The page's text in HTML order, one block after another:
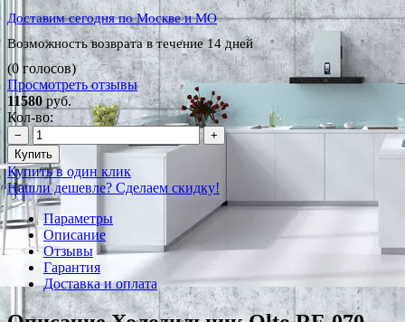
Доставим сегодня по Москве и МО
Возможность возврата в течение 14 дней
(0 голосов)
Просмотреть отзывы
11580руб.
Кол-во:
−
+
Купить
Купить в один клик
Нашли дешевле? Сделаем скидку!
Параметры
Описание
Отзывы
Гарантия
Доставка и оплата